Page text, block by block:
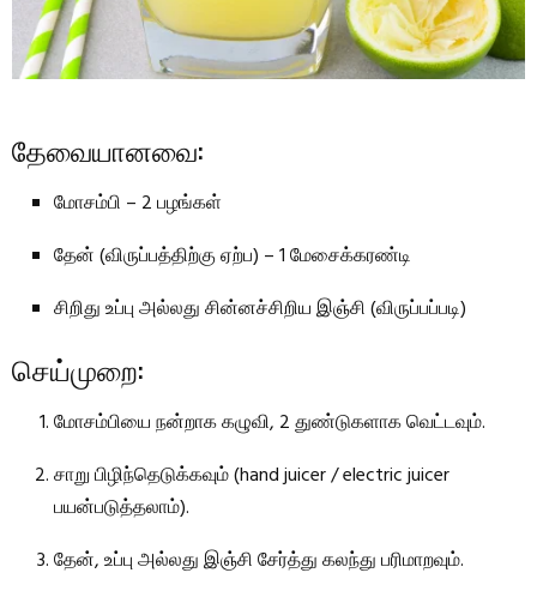
தேவையானவை:
மோசம்பி – 2 பழங்கள்
தேன் (விருப்பத்திற்கு ஏற்ப) – 1 மேசைக்கரண்டி
சிறிது உப்பு அல்லது சின்னச்சிறிய இஞ்சி (விருப்பப்படி)
செய்முறை:
மோசம்பியை நன்றாக கழுவி, 2 துண்டுகளாக வெட்டவும்.
சாறு பிழிந்தெடுக்கவும் (hand juicer / electric juicer
பயன்படுத்தலாம்).
தேன், உப்பு அல்லது இஞ்சி சேர்த்து கலந்து பரிமாறவும்.